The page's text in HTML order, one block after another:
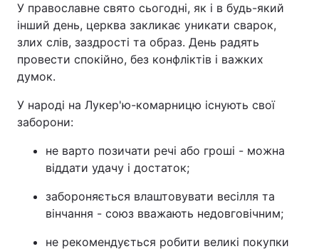
У православне свято сьогодні, як і в будь-який
інший день, церква закликає уникати сварок,
злих слів, заздрості та образ. День радять
провести спокійно, без конфліктів і важких
думок.
У народі на Лукер'ю-комарницю існують свої
заборони:
не варто позичати речі або гроші - можна
віддати удачу і достаток;
забороняється влаштовувати весілля та
вінчання - союз вважають недовговічним;
не рекомендується робити великі покупки